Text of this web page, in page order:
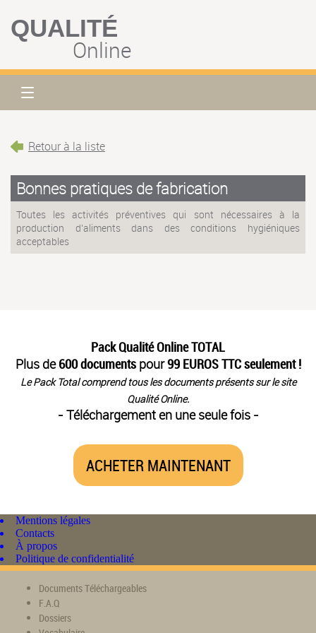
QUALITÉ
Online
Retour à la liste
Bonnes pratiques de fabrication
Toutes les activités préventives qui sont nécessaires à la
production d'aliments dans des conditions hygiéniques
acceptables
Pack Qualité Online TOTAL
Plus de600 documentspour99 EUROS TTC seulement !
Le Pack Total comprend tous les documents présents sur le site
Qualité Online.
- Téléchargement en une seule fois -
ACHETER MAINTENANT
Mentions légales
Contacts
À propos
Politique de confidentialité
Documents Téléchargeables
F.A.Q
Dossiers